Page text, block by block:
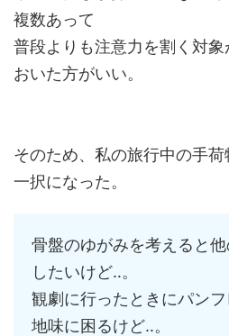
複数あって
普段よりも注意力を割く対
おいた方がいい。
そのため、私の旅行中の手
一択になった。
骨盤のゆがみを考えると
したいけど‥。
観劇に行ったときにパン
地味に困るけど‥。